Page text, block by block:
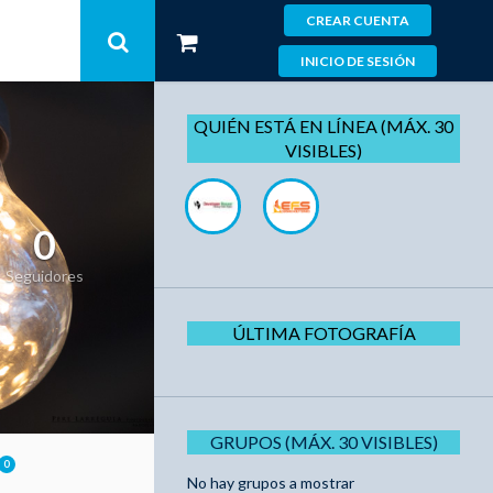
CREAR CUENTA
INICIO DE SESIÓN
0
Seguidores
0
QUIÉN ESTÁ EN LÍNEA (MÁX. 30
VISIBLES)
ÚLTIMA FOTOGRAFÍA
GRUPOS (MÁX. 30 VISIBLES)
No hay grupos a mostrar